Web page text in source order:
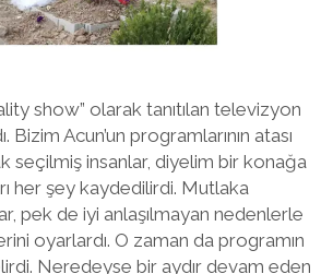
twitterfacebook
instagram
show” olarak tanıtılan televizyon
Bizim Acun’un programlarının atası
seçilmiş insanlar, diyelim bir konağa
her şey kaydedilirdi. Mutlaka
pek de iyi anlaşılmayan nedenlerle
oyarlardı. O zaman da programın
Neredeyse bir aydır devam eden